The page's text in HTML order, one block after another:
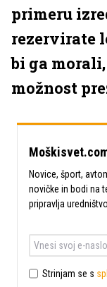
primeru
rezervirate
bi ga
možnost
Novice, šport,
novičke in bodi na
pripravlja
Strinjam se s